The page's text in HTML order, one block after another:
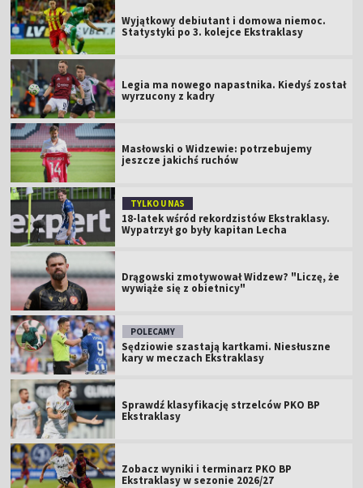
Wyjątkowy debiutant i domowa niemoc.
Statystyki po 3. kolejce Ekstraklasy
Legia ma nowego napastnika. Kiedyś został
wyrzucony z kadry
Masłowski o Widzewie: potrzebujemy
jeszcze jakichś ruchów
TYLKO U NAS
18-latek wśród rekordzistów Ekstraklasy.
Wypatrzył go były kapitan Lecha
Drągowski zmotywował Widzew? "Liczę, że
wywiąże się z obietnicy"
POLECAMY
Sędziowie szastają kartkami. Niesłuszne
kary w meczach Ekstraklasy
Sprawdź klasyfikację strzelców PKO BP
Ekstraklasy
Zobacz wyniki i terminarz PKO BP
Ekstraklasy w sezonie 2026/27